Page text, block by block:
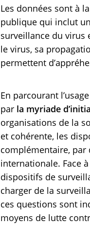
Les données sont à
publique qui inclut
surveillance du virus
le virus, sa
permettent
En parcourant
par la myriade
organisations de la
et cohérente, les
complémentaire, par
internationale. Face
dispositifs de
charger de la
ces questions sont
moyens de lutte